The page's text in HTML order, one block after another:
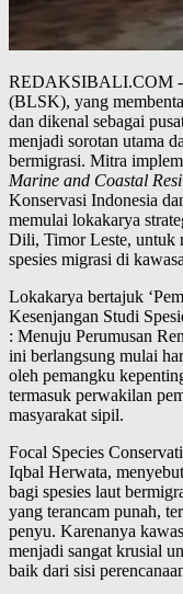
REDAKSIBALI.COM -
(BLSK), yang
dan dikenal sebagai
menjadi sorotan utama
bermigrasi. Mitra
Marine and Coastal
Konservasi Indonesia
memulai lokakarya
Dili, Timor Leste, untuk
spesies migrasi di
Lokakarya bertajuk
Kesenjangan Studi
: Menuju Perumusan
ini berlangsung mulai
oleh pemangku
termasuk perwakilan
masyarakat sipil.
Focal Species
Iqbal Herwata,
bagi spesies laut
yang terancam punah,
penyu. Karenanya
menjadi sangat krusial
baik dari sisi